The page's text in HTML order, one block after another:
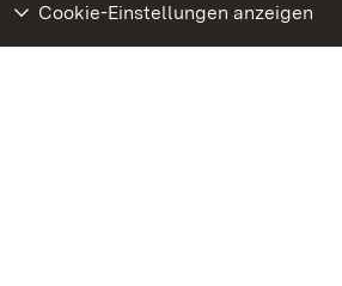
Cookie-Einstellungen anzeigen
Weiteres